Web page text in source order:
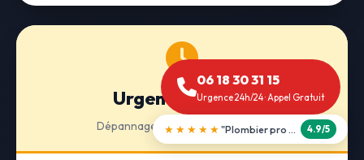
Urgence 24h/24
Dépannage · Intervention express
06 18 30 31 15
Urgence 24h/24 · Appel Gratuit
★★★★★ "Débouchage WC en 30 min" 5.0/5